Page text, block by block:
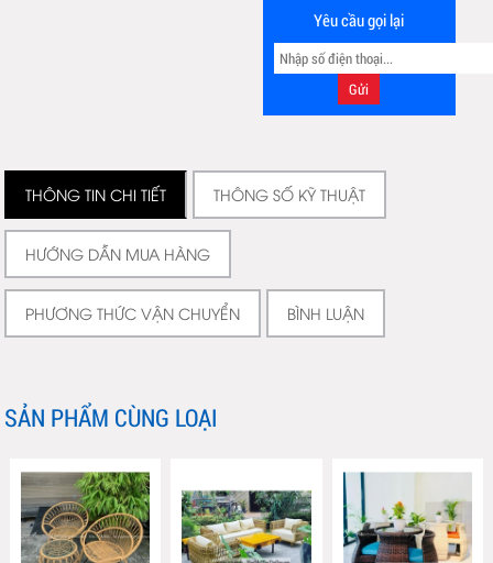
Yêu cầu gọi lại
THÔNG TIN CHI TIẾT THÔNG SỐ KỸ THUẬT
HƯỚNG DẪN MUA HÀNG
PHƯƠNG THỨC VẬN CHUYỂN BÌNH LUẬN
SẢN PHẨM CÙNG LOẠI